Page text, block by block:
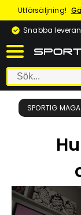
Utförsäljning!
Snabba
SPORTIG